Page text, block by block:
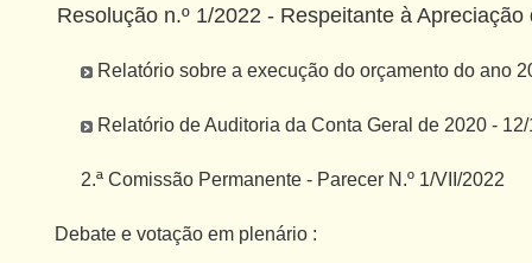
Resolução n.º 1/2022 - Respeitante à
Relatório sobre a execução do orçamento do ano
Relatório de Auditoria da Conta Geral de 2020 -
2.ª Comissão Permanente - Parecer N.º 1/VII/2022
Debate e votação em plenário :